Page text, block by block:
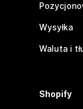
Wysyłka
Waluta i
Shopify